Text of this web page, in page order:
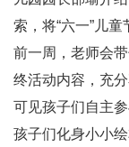
索，将“六一”儿
前一周，老师会
终活动内容，充
可见孩子们自主参
孩子们化身小小